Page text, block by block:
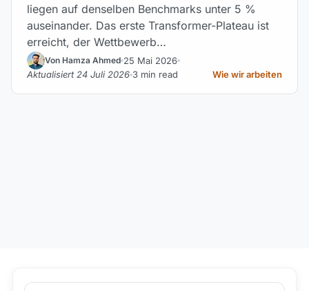
liegen auf denselben Benchmarks unter 5 %
auseinander. Das erste Transformer-Plateau ist
erreicht, der Wettbewerb…
Von Hamza Ahmed 25 Mai 2026
Aktualisiert 24 Juli 2026 3 min read Wie wir arbeiten